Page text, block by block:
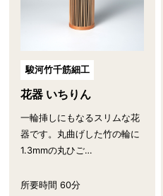
駿河竹千筋細工
花器 いちりん
一輪挿しにもなるスリムな花
器です。丸曲げした竹の輪に
1.3mmの丸ひご…
所要時間 60分